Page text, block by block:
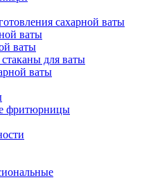
сахарной ваты
ваты
ваты
для ваты
ваты
фритюрницы